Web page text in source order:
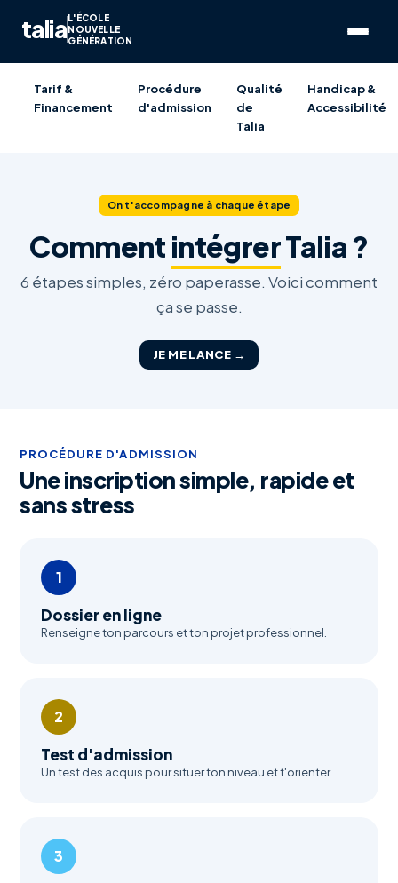
taliaL'ÉCOLE
NOUVELLE
GÉNÉRATION
Tarif &
Financement
Procédure
d'admission
Qualité
de
Talia
Handicap &
Accessibilité
On t'accompagne à chaque étape
Comment intégrerTalia ?
6 étapes simples, zéro paperasse. Voici comment
ça se passe.
JE ME LANCE →
PROCÉDURE D'ADMISSION
Une inscription simple, rapide et
sans stress
1
Dossier en ligne
Renseigne ton parcours et ton projet professionnel.
2
Test d'admission
Un test des acquis pour situer ton niveau et t'orienter.
3